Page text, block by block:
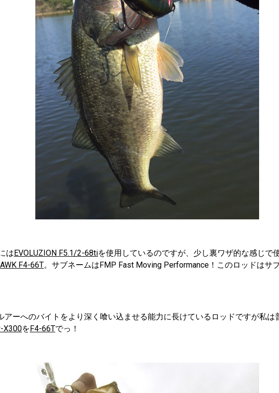
はEVOLUZION F5.1/2-68tiを使用しているのですが、少し裏ワザ的な感じで
F4-66T。サブネームはFMP Fast Moving Performance！このロッドはサ
アーへのバイトをより深く喰い込ませる能力に長けているロッドですが私は
X300をF4-66Tでっ！